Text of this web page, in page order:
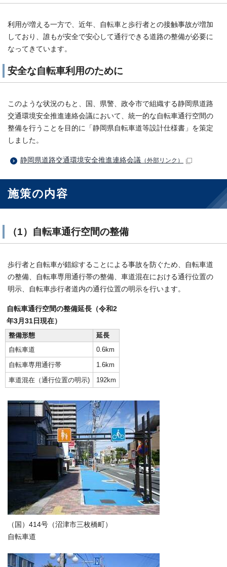
利用が増える一方で、近年、自転車と歩行者との接触事故が増加
しており、誰もが安全で安心して通行できる道路の整備が必要に
なってきています。
安全な自転車利用のために
このような状況のもと、国、県警、政令市で組織する静岡県道路
交通環境安全推進連絡会議において、統一的な自転車通行空間の
整備を行うことを目的に「静岡県自転車道等設計仕様書」を策定
しました。
静岡県道路交通環境安全推進連絡会議 （外部リンク）
施策の内容
（1）自転車通行空間の整備
歩行者と自転車が錯綜することによる事故を防ぐため、自転車道
の整備、自転車専用通行帯の整備、車道混在における通行位置の
明示、自転車歩行者道内の通行位置の明示を行います。
自転車通行空間の整備延長（令和2
年3月31日現在）
整備形態
延長
自転車道
0.6km
自転車専用通行帯
1.6km
車道混在（通行位置の明示)
192km
（国）414号（沼津市三枚橋町）
自転車道